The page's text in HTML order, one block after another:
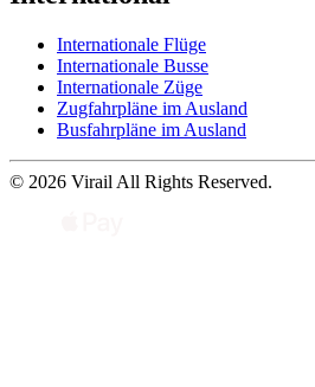
Internationale Flüge
Internationale Busse
Internationale Züge
Zugfahrpläne im Ausland
Busfahrpläne im Ausland
© 2026 Virail All Rights Reserved.